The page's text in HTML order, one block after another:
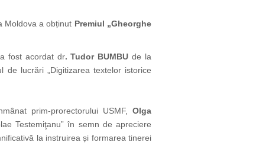
Moldova a obținut Premiul „Gheorghe
fost acordat dr. Tudor BUMBU de la
de lucrări „Digitizarea textelor istorice
prim-prorectorului USMF, Olga
Testemiţanu” în semn de apreciere
la instruirea și formarea tinerei